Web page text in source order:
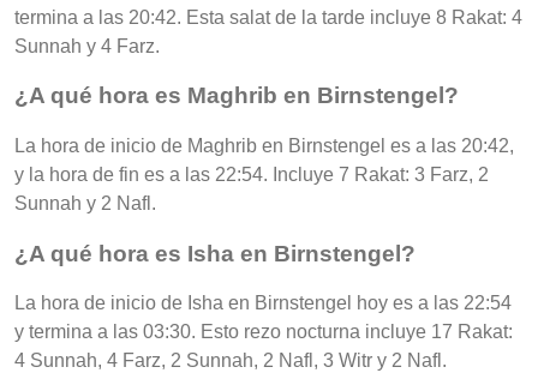
termina a las 20:42. Esta salat de la tarde incluye 8 Rakat: 4
Sunnah y 4 Farz.
¿A qué hora es Maghrib en Birnstengel?
La hora de inicio de Maghrib en Birnstengel es a las 20:42,
y la hora de fin es a las 22:54. Incluye 7 Rakat: 3 Farz, 2
Sunnah y 2 Nafl.
¿A qué hora es Isha en Birnstengel?
La hora de inicio de Isha en Birnstengel hoy es a las 22:54
y termina a las 03:30. Esto rezo nocturna incluye 17 Rakat:
4 Sunnah, 4 Farz, 2 Sunnah, 2 Nafl, 3 Witr y 2 Nafl.